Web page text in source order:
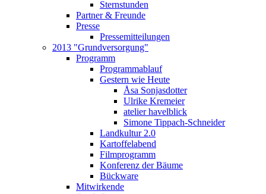
Sternstunden
Partner & Freunde
Presse
Pressemitteilungen
2013 "Grundversorgung"
Programm
Programmablauf
Gestern wie Heute
Åsa Sonjasdotter
Ulrike Kremeier
atelier havelblick
Simone Tippach-Schneider
Landkultur 2.0
Kartoffelabend
Filmprogramm
Konferenz der Bäume
Bückware
Mitwirkende